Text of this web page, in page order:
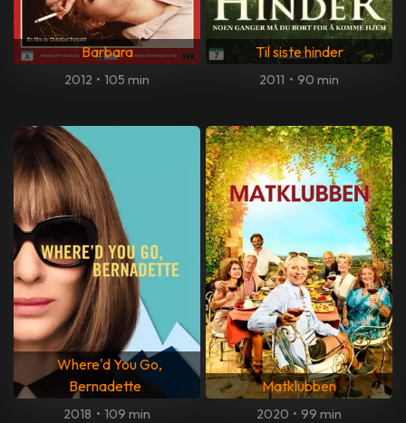
Barbara
2012 • 105 min
Til siste hinder
2011 • 90 min
Where'd You Go,
Bernadette
2018 • 109 min
Matklubben
2020 • 99 min